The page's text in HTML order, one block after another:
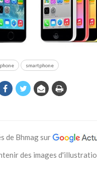
smartphone
de Bhmag sur
des images